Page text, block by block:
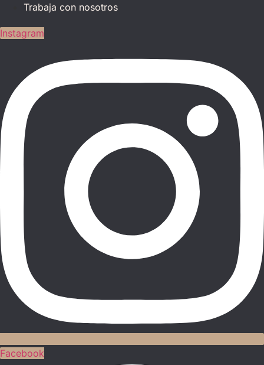
Trabaja con nosotros
Instagram
Facebook